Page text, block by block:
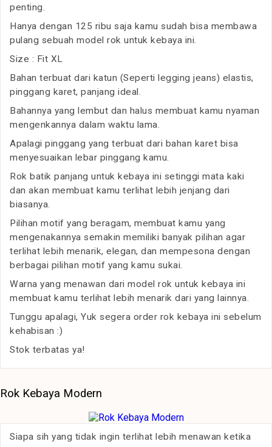
penting.
Hanya dengan 125 ribu saja kamu sudah bisa membawa
pulang sebuah model rok untuk kebaya ini.
Size : Fit XL
Bahan terbuat dari katun (Seperti legging jeans) elastis,
pinggang karet, panjang ideal.
Bahannya yang lembut dan halus membuat kamu nyaman
mengenkannya dalam waktu lama.
Apalagi pinggang yang terbuat dari bahan karet bisa
menyesuaikan lebar pinggang kamu.
Rok batik panjang untuk kebaya ini setinggi mata kaki
dan akan membuat kamu terlihat lebih jenjang dari
biasanya.
Pilihan motif yang beragam, membuat kamu yang
mengenakannya semakin memiliki banyak pilihan agar
terlihat lebih menarik, elegan, dan mempesona dengan
berbagai pilihan motif yang kamu sukai.
Warna yang menawan dari model rok untuk kebaya ini
membuat kamu terlihat lebih menarik dari yang lainnya.
Tunggu apalagi, Yuk segera order rok kebaya ini sebelum
kehabisan :)
Stok terbatas ya!
Rok Kebaya Modern
Siapa sih yang tidak ingin terlihat lebih menawan ketika